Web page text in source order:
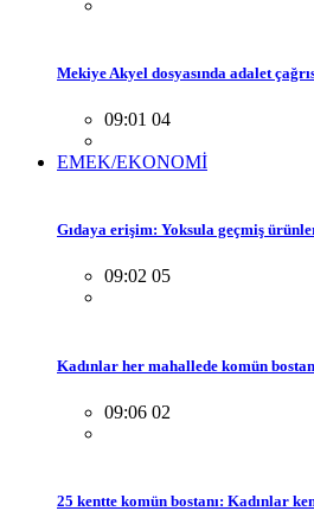
Mekiye Akyel dosyasında adalet
09:01 04
EMEK/EKONOMİ
Gıdaya erişim: Yoksula geçmiş
09:02 05
Kadınlar her mahallede komün
09:06 02
25 kentte komün bostanı: Kadınlar